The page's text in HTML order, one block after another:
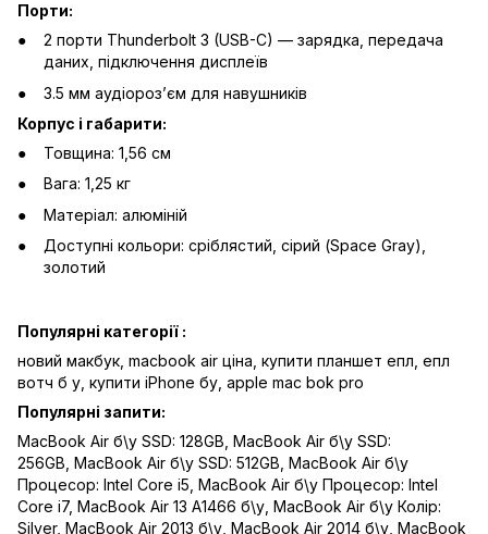
Порти:
2 порти Thunderbolt 3 (USB-C) — зарядка, передача
даних, підключення дисплеїв
3.5 мм аудіорозʼєм для навушників
Корпус і габарити:
Товщина: 1,56 см
Вага: 1,25 кг
Матеріал: алюміній
Доступні кольори: сріблястий, сірий (Space Gray),
золотий
Популярні категорії :
новий макбук, macbook air ціна, купити планшет епл, епл
вотч б у, купити iPhone бу, apple mac bok pro
Популярні запити:
MacBook Air б\у SSD: 128GB MacBook Air б\у SSD:
256GB MacBook Air б\у SSD: 512GB MacBook Air б\у
Процесор: Intel Core i5 MacBook Air б\у Процесор: Intel
Core i7, MacBook Air 13 A1466 б\у MacBook Air б\у Колір:
Silver, MacBook Air 2013 б\у MacBook Air 2014 б\у MacBook